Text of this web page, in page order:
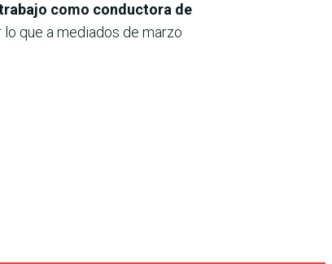
como conductora de
que a mediados de marzo